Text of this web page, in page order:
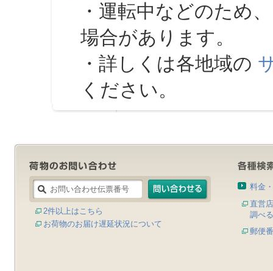
・運転中などのため
場合があります。
・詳しくは各地域の
ください。
2件以上はこちら
お荷物のお届け遅延状況について
料金
直営
調べる
郵便